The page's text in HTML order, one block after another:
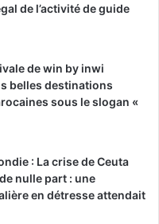
de l’activité de guide
de win by inwi
belles destinations
sous le slogan «
: La crise de Ceuta
nulle part : une
en détresse attendait